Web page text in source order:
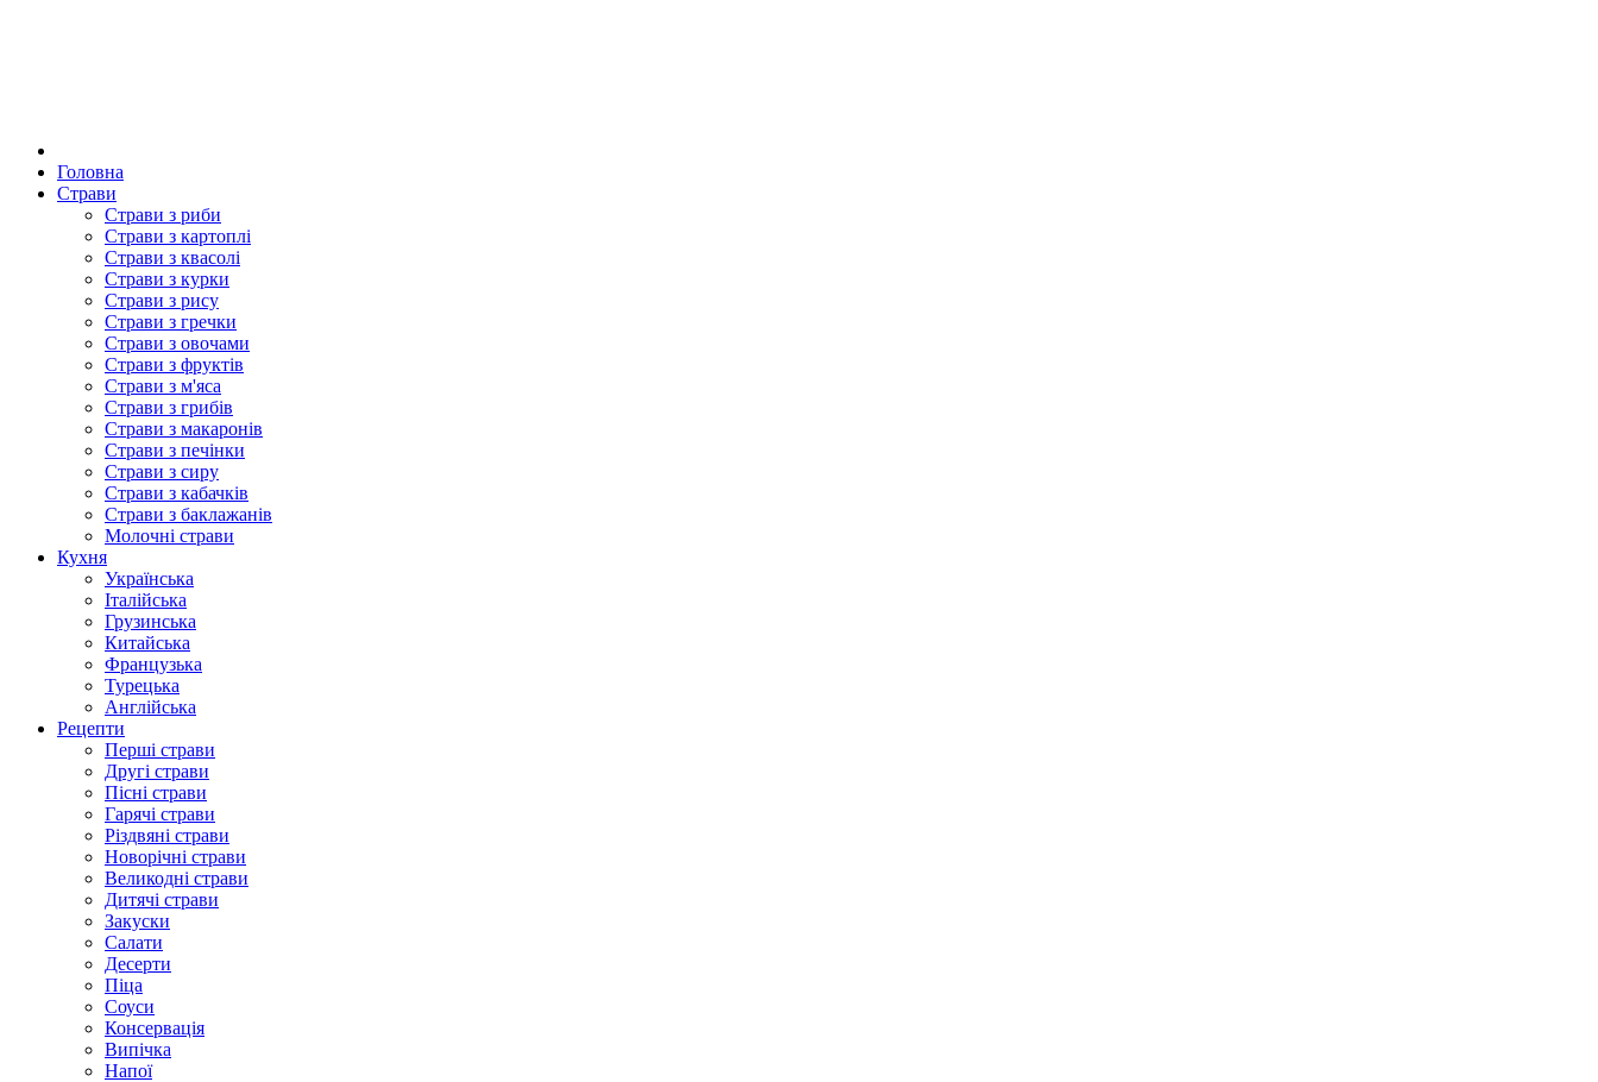
Головна
Страви
Страви з риби
Страви з картоплі
Страви з квасолі
Страви з курки
Страви з рису
Страви з гречки
Страви з овочами
Страви з фруктів
Страви з м'яса
Страви з грибів
Страви з макаронів
Страви з печінки
Страви з сиру
Страви з кабачків
Страви з баклажанів
Молочні страви
Кухня
Українська
Італійська
Грузинська
Китайська
Французька
Турецька
Англійська
Рецепти
Перші страви
Другі страви
Пісні страви
Гарячі страви
Різдвяні страви
Новорічні страви
Великодні страви
Дитячі страви
Закуски
Салати
Десерти
Піца
Соуси
Консервація
Випічка
Напої